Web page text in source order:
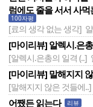
럼에도 줄을 서서 사
100자평
[료의 생각 없는 생각]
[마이리뷰] 알렉시.은
[알렉시.은총의 일격 (..]
[마이리뷰] 말해지지
[말해지지 않은 것들에..]
어쨌든 읽는다 리뷰